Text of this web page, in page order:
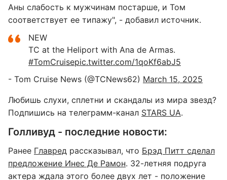
Аны слабость к мужчинам постарше, и Том
соответствует ее типажу", - добавил источник.
NEW
TC at the Heliport with Ana de Armas.
#TomCruisepic.twitter.com/1qoKf6abJ5
- Tom Cruise News (@TCNews62) March 15, 2025
Любишь слухи, сплетни и скандалы из мира звезд?
Подпишись на телеграмм-канал STARS UA.
Голливуд - последние новости:
Ранее Главред рассказывал, что Брэд Питт сделал
предложение Инес Де Рамон. 32-летняя подруга
актера ждала этого более двух лет - положение